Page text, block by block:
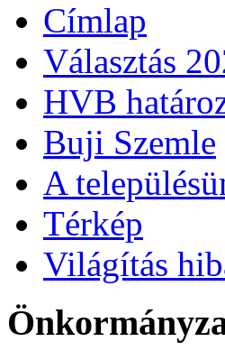
Címlap
Választás
HVB
Buji Szemle
A
Térkép
Világítás